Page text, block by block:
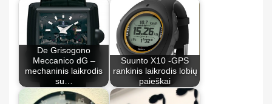
De Grisogono
Meccanico dG –
mechaninis laikrodis
su…
Suunto X10 -GPS
rankinis laikrodis lobių
paieškai